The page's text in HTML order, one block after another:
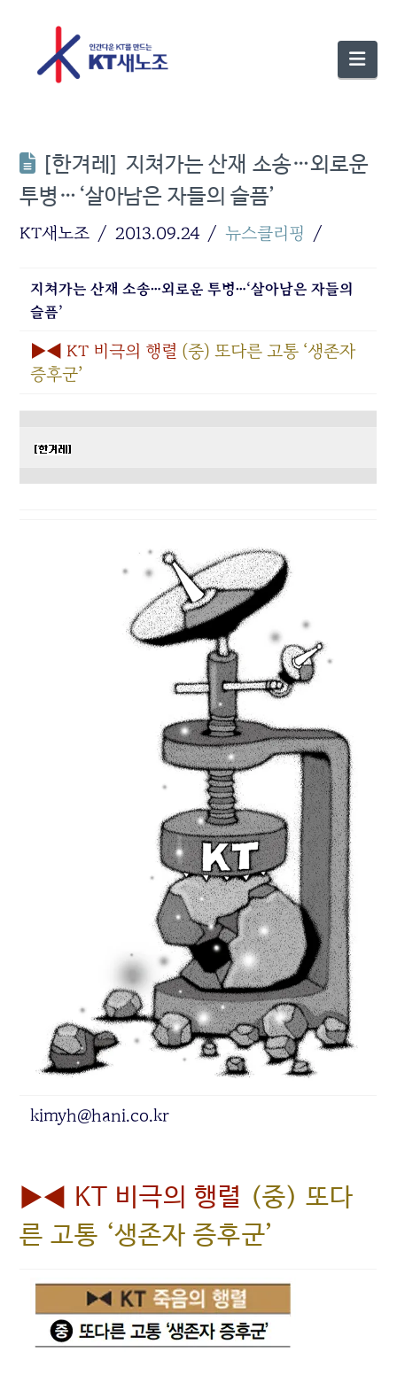
[한겨레] 지쳐가는 산재 소송…외로운
투병…‘살아남은 자들의 슬픔’
KT새노조 2013.09.24 뉴스클리핑
지쳐가는 산재 소송…외로운 투병…‘살아남은 자들의
슬픔’
▶◀ KT 비극의 행렬 (중) 또다른 고통 ‘생존자
증후군’
kimyh@hani.co.kr
▶◀ KT 비극의 행렬 (중) 또다
른 고통 ‘생존자 증후군’